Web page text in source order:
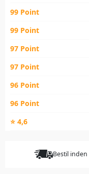
99 Point
99 Point
97 Point
97 Point
96 Point
96 Point
⭐ 4,6
Bestil inden